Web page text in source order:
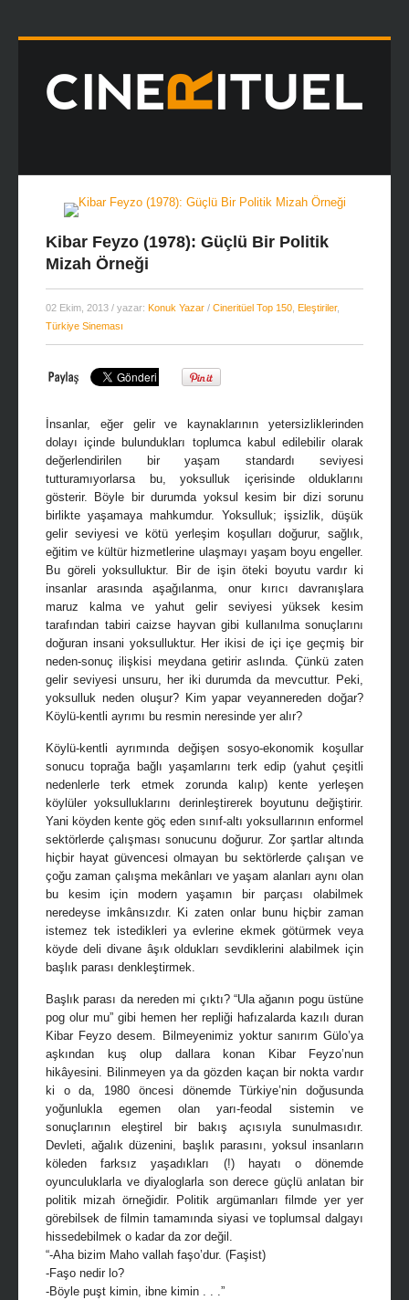
Kibar Feyzo (1978): Güçlü Bir Politik
Mizah Örneği
02 Ekim, 2013 / yazar: Konuk Yazar / Cineritüel Top 150 Eleştiriler,
Türkiye Sineması
İnsanlar, eğer gelir ve kaynaklarının yetersizliklerinden
dolayı içinde bulundukları toplumca kabul edilebilir olarak
değerlendirilen bir yaşam standardı seviyesi
tutturamıyorlarsa bu, yoksulluk içerisinde olduklarını
gösterir. Böyle bir durumda yoksul kesim bir dizi sorunu
birlikte yaşamaya mahkumdur. Yoksulluk; işsizlik, düşük
gelir seviyesi ve kötü yerleşim koşulları doğurur, sağlık,
eğitim ve kültür hizmetlerine ulaşmayı yaşam boyu engeller.
Bu göreli yoksulluktur. Bir de işin öteki boyutu vardır ki
insanlar arasında aşağılanma, onur kırıcı davranışlara
maruz kalma ve yahut gelir seviyesi yüksek kesim
tarafından tabiri caizse hayvan gibi kullanılma sonuçlarını
doğuran insani yoksulluktur. Her ikisi de içi içe geçmiş bir
neden-sonuç ilişkisi meydana getirir aslında. Çünkü zaten
gelir seviyesi unsuru, her iki durumda da mevcuttur. Peki,
yoksulluk neden oluşur?Kim yapar veyannereden doğar?
Köylü-kentli ayrımı bu resmin neresinde yer alır?
Köylü-kentli ayrımında değişen sosyo-ekonomik koşullar
sonucu toprağa bağlı yaşamlarını terk edip (yahut çeşitli
nedenlerle terk etmek zorunda kalıp) kente yerleşen
köylüler yoksulluklarını derinleştirerek boyutunu değiştirir.
Yani köyden kente göç eden sınıf-altı yoksullarının enformel
sektörlerde çalışması sonucunu doğurur. Zor şartlar altında
hiçbir hayat güvencesi olmayan bu sektörlerde çalışan ve
çoğu zaman çalışma mekânları ve yaşam alanları aynı olan
bu kesim için modern yaşamın bir parçası olabilmek
neredeyse imkânsızdır. Ki zaten onlar bunu hiçbir zaman
istemez tek istedikleri ya evlerine ekmek götürmek veya
köyde deli divane âşık oldukları sevdiklerini alabilmek için
başlık parası denkleştirmek.
Başlık parası da nereden mi çıktı? “Ula ağanın pogu üstüne
pog olur mu” gibi hemen her repliği hafızalarda kazılı duran
Kibar Feyzo desem. Bilmeyenimiz yoktur sanırım Gülo’ya
aşkından kuş olup dallara konan Kibar Feyzo’nun
hikâyesini. Bilinmeyen ya da gözden kaçan bir nokta vardır
ki o da, 1980 öncesi dönemde Türkiye’nin doğusunda
yoğunlukla egemen olan yarı-feodal sistemin ve
sonuçlarının eleştirel bir bakış açısıyla sunulmasıdır.
Devleti, ağalık düzenini, başlık parasını, yoksul insanların
köleden farksız yaşadıkları (!) hayatı o dönemde
oyunculuklarla ve diyaloglarla son derece güçlü anlatan bir
politik mizah örneğidir. Politik argümanları filmde yer yer
görebilsek de filmin tamamında siyasi ve toplumsal dalgayı
hissedebilmek o kadar da zor değil.
“-Aha bizim Maho vallah faşo’dur. (Faşist)
-Faşo nedir lo?
-Böyle puşt kimin, ibne kimin . . .”